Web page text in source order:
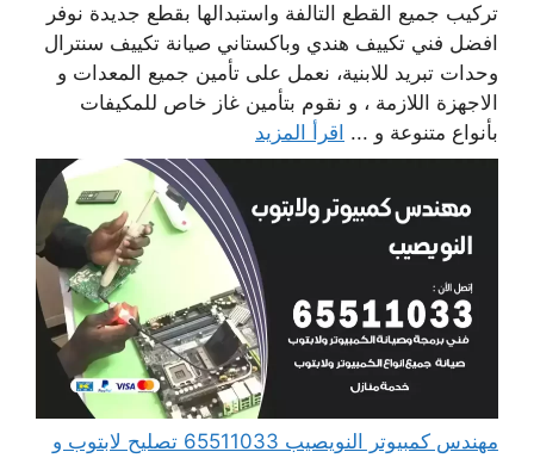
تركيب جميع القطع التالفة واستبدالها بقطع جديدة نوفر
افضل فني تكييف هندي وباكستاني صيانة تكييف سنترال
وحدات تبريد للابنية، نعمل على تأمين جميع المعدات و
الاجهزة اللازمة ، و نقوم بتأمين غاز خاص للمكيفات
بأنواع متنوعة و ... اقرأ المزيد
مهندس كمبيوتر النويصيب 65511033 تصليح لابتوب و